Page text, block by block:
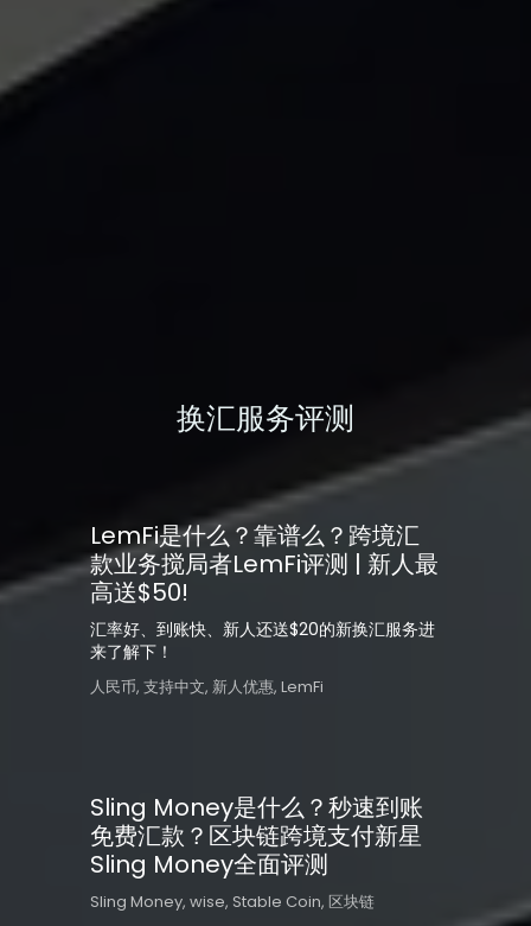
换汇服务评测
LemFi是什么？靠谱么？跨境汇
款业务搅局者LemFi评测 | 新人最
高送$50!
汇率好、到账快、新人还送$20的新换汇服务进
来了解下！
人民币,支持中文,新人优惠,LemFi
Sling Money是什么？秒速到账
免费汇款？区块链跨境支付新星
Sling Money全面评测
Sling Money,wise, Stable Coin,区块链